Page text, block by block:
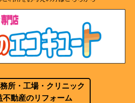
所・工場・クリニック
不動産のリフォーム